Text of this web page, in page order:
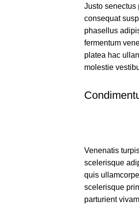
Justo senectus
consequat
phasellus
fermentum
platea hac
molestie
Venenatis
scelerisque
quis
scelerisque
parturient